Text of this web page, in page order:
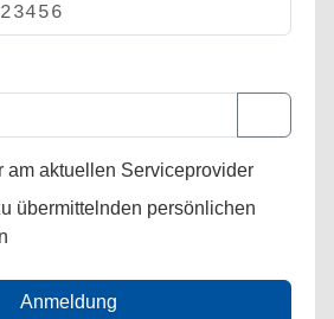
am aktuellen Serviceprovider
übermittelnden persönlichen
Anmeldung